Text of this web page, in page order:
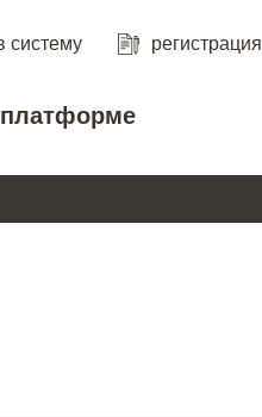
систему регистрация